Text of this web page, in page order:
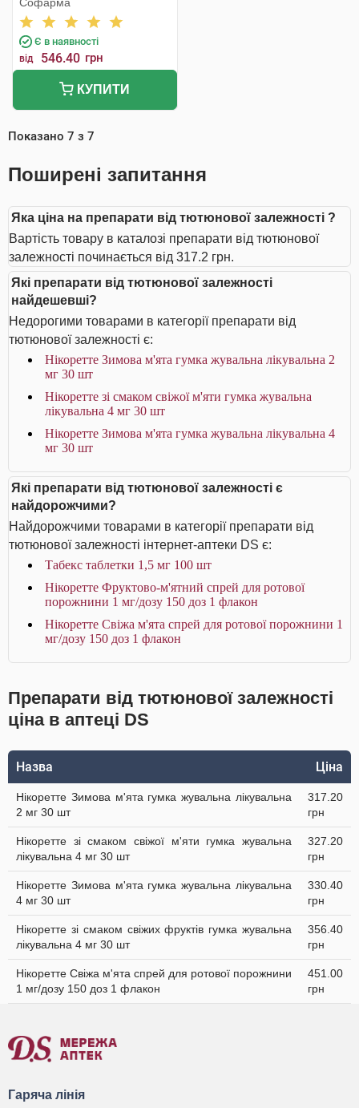
Є в наявності
від 546.40 грн
КУПИТИ
Показано 7 з 7
Поширені запитання
Яка ціна на препарати від тютюнової залежності ?
Вартість товару в каталозі препарати від тютюнової
залежності починається від 317.2 грн.
Які препарати від тютюнової залежності
найдешевші?
Недорогими товарами в категорії препарати від
тютюнової залежності є:
Нікоретте Зимова м'ята гумка жувальна лікувальна 2
мг 30 шт
Нікоретте зі смаком свіжої м'яти гумка жувальна
лікувальна 4 мг 30 шт
Нікоретте Зимова м'ята гумка жувальна лікувальна 4
мг 30 шт
Які препарати від тютюнової залежності є
найдорожчими?
Найдорожчими товарами в категорії препарати від
тютюнової залежності інтернет-аптеки DS є:
Табекс таблетки 1,5 мг 100 шт
Нікоретте Фруктово-м'ятний спрей для ротової
порожнини 1 мг/дозу 150 доз 1 флакон
Нікоретте Свіжа м'ята спрей для ротової порожнини 1
мг/дозу 150 доз 1 флакон
Препарати від тютюнової залежності
ціна в аптеці DS
Назва Ціна
Нікоретте Зимова м'ята гумка жувальна лікувальна
2 мг 30 шт
317.20
грн
Нікоретте зі смаком свіжої м'яти гумка жувальна
лікувальна 4 мг 30 шт
327.20
грн
Нікоретте Зимова м'ята гумка жувальна лікувальна
4 мг 30 шт
330.40
грн
Нікоретте зі смаком свіжих фруктів гумка жувальна
лікувальна 4 мг 30 шт
356.40
грн
Нікоретте Свіжа м'ята спрей для ротової порожнини
1 мг/дозу 150 доз 1 флакон
451.00
грн
Гаряча лінія